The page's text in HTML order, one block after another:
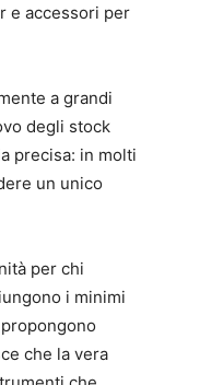
e accessori per
a grandi
degli stock
precisa: in molti
un unico
per chi
i minimi
che la vera